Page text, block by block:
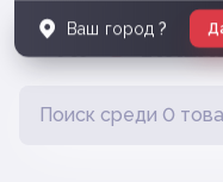
Ваш город ?